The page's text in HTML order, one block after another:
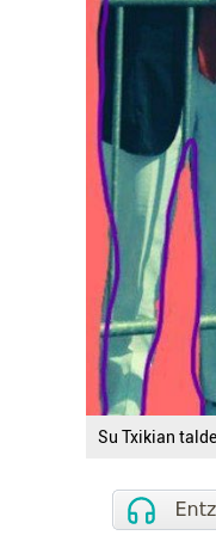
Su Txikian